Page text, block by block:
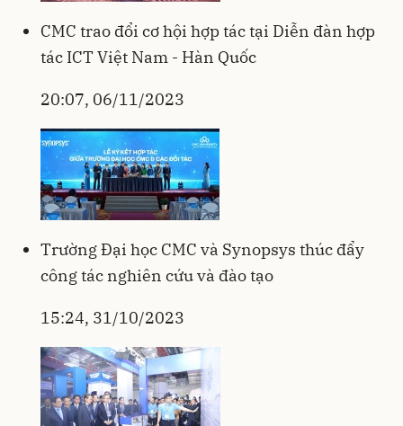
CMC trao đổi cơ hội hợp tác tại Diễn đàn hợp
tác ICT Việt Nam - Hàn Quốc
20:07, 06/11/2023
Trường Đại học CMC và Synopsys thúc đẩy
công tác nghiên cứu và đào tạo
15:24, 31/10/2023